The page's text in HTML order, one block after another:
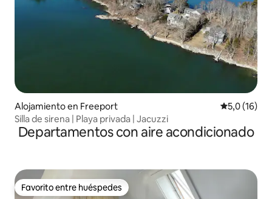
Alojamiento en Freeport Calificación
5,0 (16)
Silla de sirena | Playa privada | Jacuzzi
Departamentos con aire acondicionado
Favorito entre huéspedes
Favorito entre huéspedes